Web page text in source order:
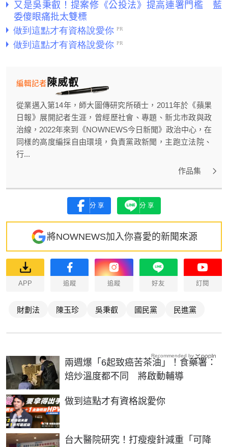
又是吳秉叡！提案修《公投法》提高連署門檻 藍
委傻眼痛批太雙標
陳威叡
編輯記者
從業邁入第14年，師大圖傳研究所碩士，2011年於《蘋果
日報》展開記者生涯，曾經歷社會、專題、新北市政與政
治線，2022年來到《NOWNEWS今日新聞》政治中心，在
同樣的高度編採自由環境，負責黨政新聞，主跑立法院、
行...
作品集
分享 分享
將NOWNEWS加入你喜愛的新聞來源
APP 追蹤 追蹤 好友 訂閱
財劃法 陳玉珍 吳秉叡 國民黨 民進黨
兩週爆「6起致癌苦茶油」！食藥署：
焙炒溫度都不同 將啟動輔導
做到這點才有資格說愛你
PR
台大醫院研究！打瘦瘦針減重「可降
Recommended by